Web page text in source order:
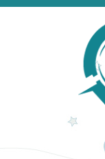
移至主內容